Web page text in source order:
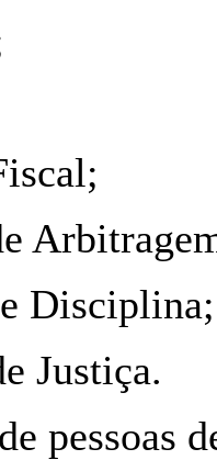
Disciplina;
Justiça.
pessoas